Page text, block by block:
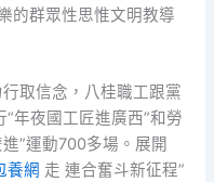
的群眾性思惟文明教導
取信念，八桂職工跟黨
年夜國工匠進廣西”和勞
”運動700多場。展開
養網 走 連合奮斗新征程”